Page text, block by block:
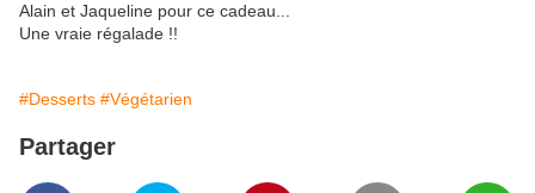
Alain et Jaqueline pour ce cadeau...
Une vraie régalade !!
#Desserts #Végétarien
Partager